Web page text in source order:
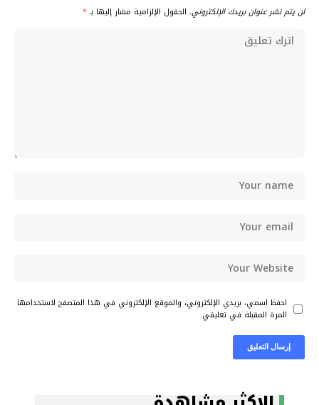
لن يتم نشر عنوان بريدك الإلكتروني. الحقول الإلزامية مشار إليها بـ *
احفظ اسمي، بريدي الإلكتروني، والموقع الإلكتروني في هذا المتصفح لاستخدامها
المرة المقبلة في تعليقي.